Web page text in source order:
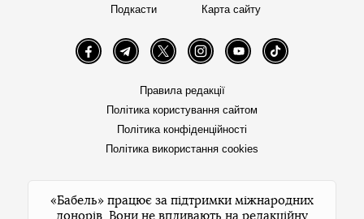
Подкасти
Карта сайту
FacebookTelegramTwitter InstagramYouTube TikTok
Правила редакції
Політика користування сайтом
Політика конфіденційності
Політика використання cookies
«Бабель» працює за підтримки міжнародних
донорів. Вони не впливають на редакційну